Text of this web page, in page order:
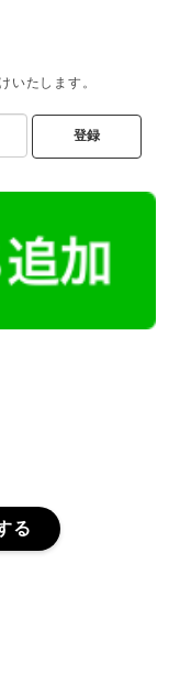
いたします。
登録
る